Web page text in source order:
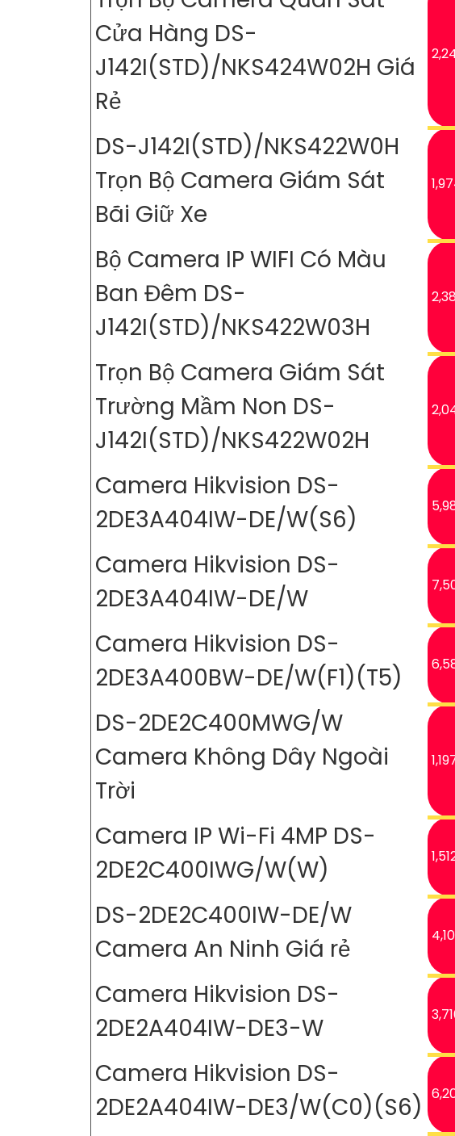
Cửa Hàng DS-
J142I(STD)/NKS424W02H Giá
Rẻ
DS-J142I(STD)/NKS422W0H
Trọn Bộ Camera Giám Sát
Bãi Giữ Xe
Bộ Camera IP WIFI Có Màu
Ban Đêm DS-
J142I(STD)/NKS422W03H
Trọn Bộ Camera Giám Sát
Trường Mầm Non DS-
J142I(STD)/NKS422W02H
Camera Hikvision DS-
2DE3A404IW-DE/W(S6)
Camera Hikvision DS-
2DE3A404IW-DE/W
Camera Hikvision DS-
2DE3A400BW-DE/W(F1)(T5)
DS-2DE2C400MWG/W
Camera Không Dây Ngoài
Trời
Camera IP Wi-Fi 4MP DS-
2DE2C400IWG/W(W)
DS-2DE2C400IW-DE/W
Camera An Ninh Giá rẻ
Camera Hikvision DS-
2DE2A404IW-DE3-W
Camera Hikvision DS-
2DE2A404IW-DE3/W(C0)(S6)